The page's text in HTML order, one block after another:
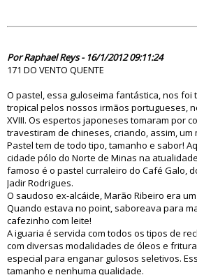
Por Raphael Reys - 16/1/2012 09:11:24
171 DO VENTO QUENTE
O pastel, essa guloseima fantástica, nos foi
tropical pelos nossos irmãos portugueses,
XVIII. Os espertos japoneses tomaram por
travestiram de chineses, criando, assim,
Pastel tem de todo tipo, tamanho e sabor!
cidade pólo do Norte de Minas na
famoso é o pastel curraleiro do Café Galo,
Jadir Rodrigues.
O saudoso ex-alcáide, Marão Ribeiro era
Quando estava no point, saboreava para
cafezinho com leite!
A iguaria é servida com todos os tipos de
com diversas modalidades de óleos e
especial para enganar gulosos seletivos.
tamanho e nenhuma qualidade.